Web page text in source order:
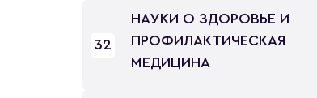
32
НАУКИ О ЗДОРОВЬЕ И
ПРОФИЛАКТИЧЕСКАЯ
МЕДИЦИНА